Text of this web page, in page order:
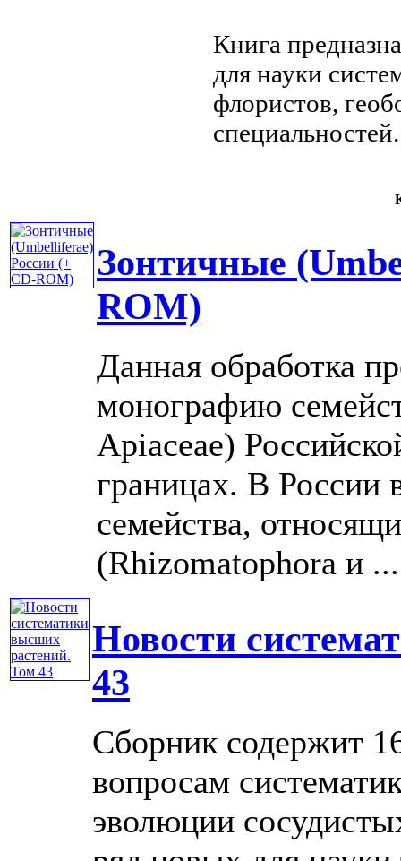
Книга
для науки
флористов,
Зонтичные
ROM)
Данная обработка
монографию
Apiaceae)
границах. В России
семейства,
(Rhizomatophora и
Новости
43
Сборник содержит
вопросам
эволюции